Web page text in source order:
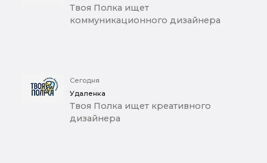
Твоя Полка ищет
коммуникационного дизайнера
Сегодня
Удаленка
Твоя Полка ищет креативного
дизайнера